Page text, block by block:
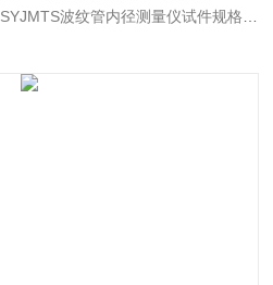
SYJMTS波纹管内径测量仪试件规格可